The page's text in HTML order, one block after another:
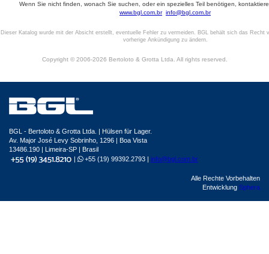
Wenn Sie nicht finden, wonach Sie suchen, oder ein spezielles Teil benötigen,
www.bgl.com.br info@bgl.com.br
Dieser Katalog wurde mit der Absicht erstellt, eventuelle Fehler zu vermeiden. BGL behält sich das Recht
vorherige Ankündigung zu ändern.
Copyright © 2006-2026 Bertoloto & Grotta Ltda. All rights reserved.
BGL - Bertoloto & Grotta Ltda. | Hülsen für Lager.
Av. Major José Levy Sobrinho, 1296 | Boa Vista
13486.190 | Limeira-SP | Brasil
|
+55 (19) 99392.2793 | info@bgl.com.br
Alle Rechte Vorbehalten
Entwicklung Sphera